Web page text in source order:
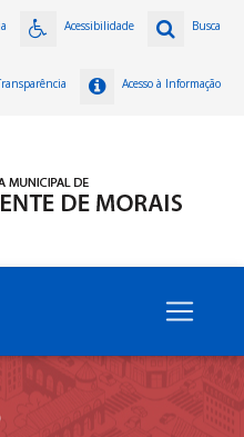
Busca
Acessibilidade
Acesso à Informação